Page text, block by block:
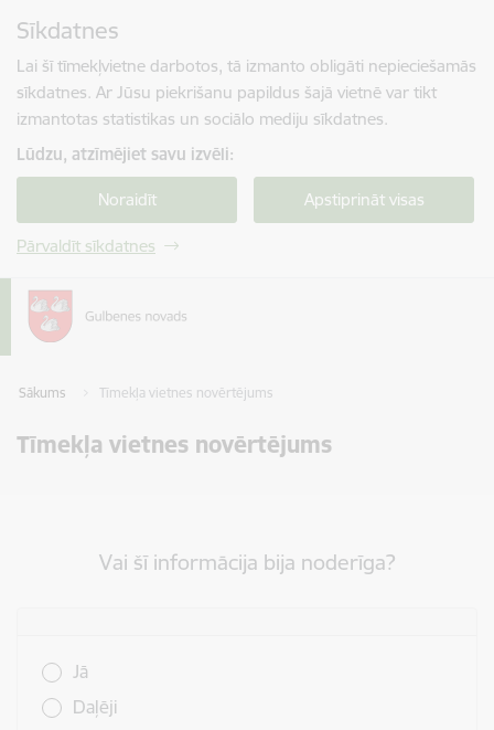
Sīkdatnes
Lai šī tīmekļvietne darbotos, tā izmanto obligāti nepieciešamās
sīkdatnes. Ar Jūsu piekrišanu papildus šajā vietnē var tikt
izmantotas statistikas un sociālo mediju sīkdatnes.
Lūdzu, atzīmējiet savu izvēli:
Noraidīt Apstiprināt visas
Pārvaldīt sīkdatnes
Sākums Tīmekļa vietnes novērtējums
Tīmekļa vietnes novērtējums
Vai šī informācija bija noderīga?
Jā
Daļēji